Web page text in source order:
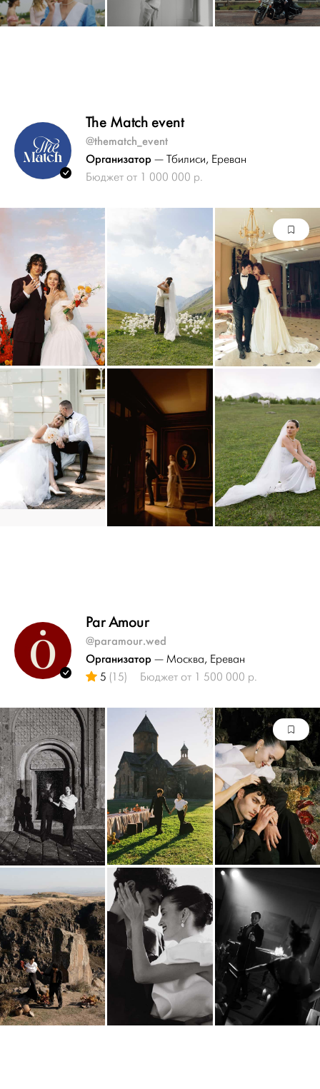
The Match event
@thematch_event
Организатор — Тбилиси, Ереван
Бюджет от 1 000 000 р.
Par Amour
@paramour.wed
Организатор — Москва, Ереван
5 (15) Бюджет от 1 500 000 р.